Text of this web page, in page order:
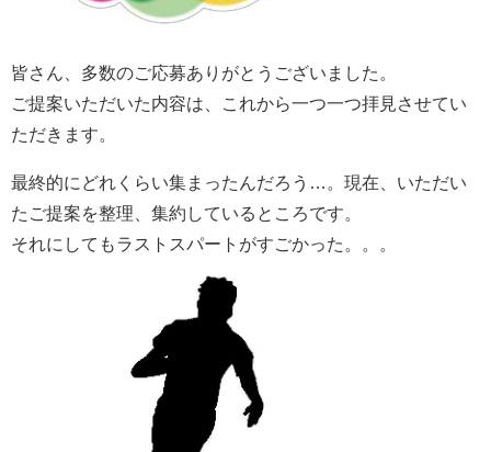
皆さん、多数のご応募ありがとうございました。
ご提案いただいた内容は、これから一つ一つ拝見させてい
ただきます。
最終的にどれくらい集まったんだろう…。現在、いただい
たご提案を整理、集約しているところです。
それにしてもラストスパートがすごかった。。。